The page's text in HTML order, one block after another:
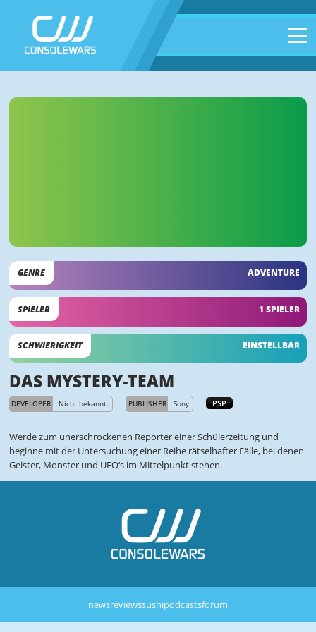
GENRE ADVENTURE
SPIELER 1 SPIELER
SCHWIERIGKEIT EINSTELLBAR
DAS MYSTERY-TEAM
DEVELOPER Nicht bekannt. PUBLISHER Sony PSP
Werde zum unerschrockenen Reporter einer Schülerzeitung und
beginne mit der Untersuchung einer Reihe rätselhafter Fälle, bei denen
Geister, Monster und UFO‘s im Mittelpunkt stehen.
newsreviewssushipodcastsforum